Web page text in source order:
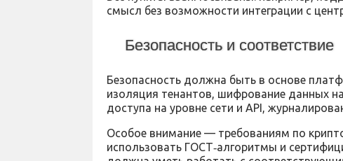
смысл без возможности интеграции с
Безопасность и соответствие
Безопасность должна быть в основе
изоляция тенантов, шифрование данных
доступа на уровне сети и API,
Особое внимание — требованиям по
использовать ГОСТ‑алгоритмы и